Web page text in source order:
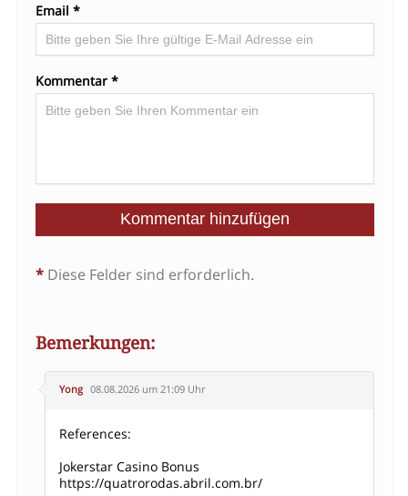
Email *
Kommentar *
*Diese Felder sind erforderlich.
Bemerkungen:
Yong 08.08.2026 um 21:09 Uhr
References:
Jokerstar Casino Bonus
https://quatrorodas.abril.com.br/